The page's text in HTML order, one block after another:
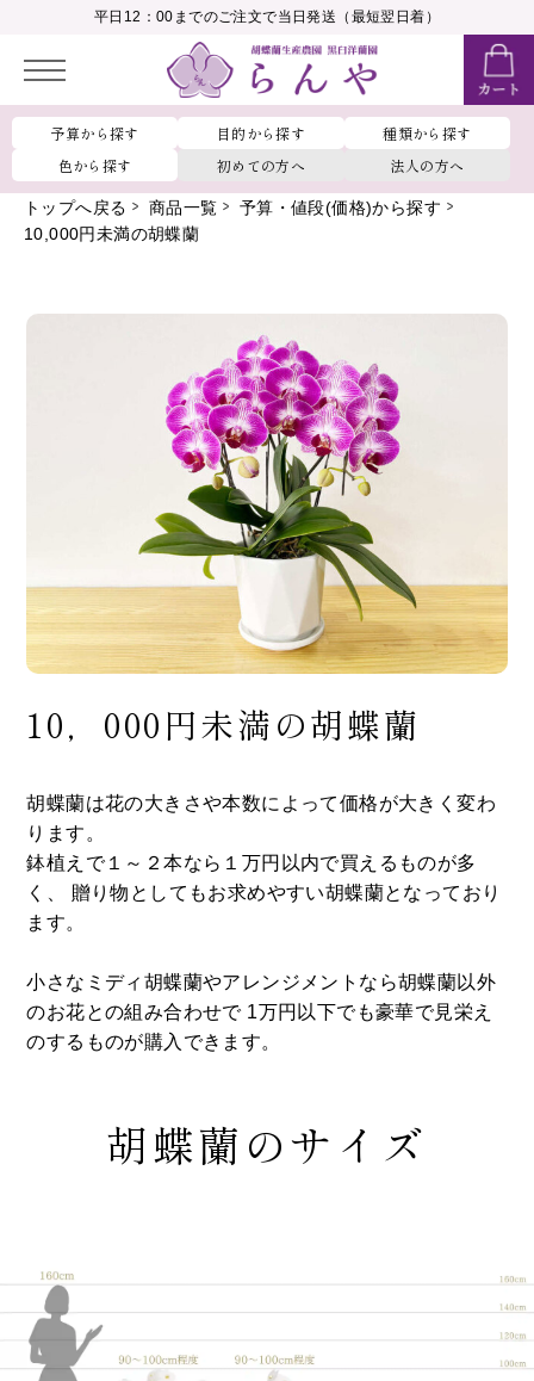
平日12：00までのご注文で当日発送（最短翌日着）
予算から探す 目的から探す
種類から探す
色から探す
初めての方へ 法人の方へ
会員ランク：__MEMBER_RANK_NAME__
トップへ戻る 商品一覧
予算・値段(価格)から探す
10,000円未満の胡蝶蘭
10，000円未満の胡蝶蘭
胡蝶蘭は花の大きさや本数によって価格が大きく変わ
ります。
鉢植えで１～２本なら１万円以内で買えるものが多
く、 贈り物としてもお求めやすい胡蝶蘭となっており
ます。
小さなミディ胡蝶蘭やアレンジメントなら胡蝶蘭以外
のお花との組み合わせで 1万円以下でも豪華で見栄え
のするものが購入できます。
胡蝶蘭のサイズ